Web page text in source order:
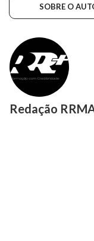
SOBRE O
Redação